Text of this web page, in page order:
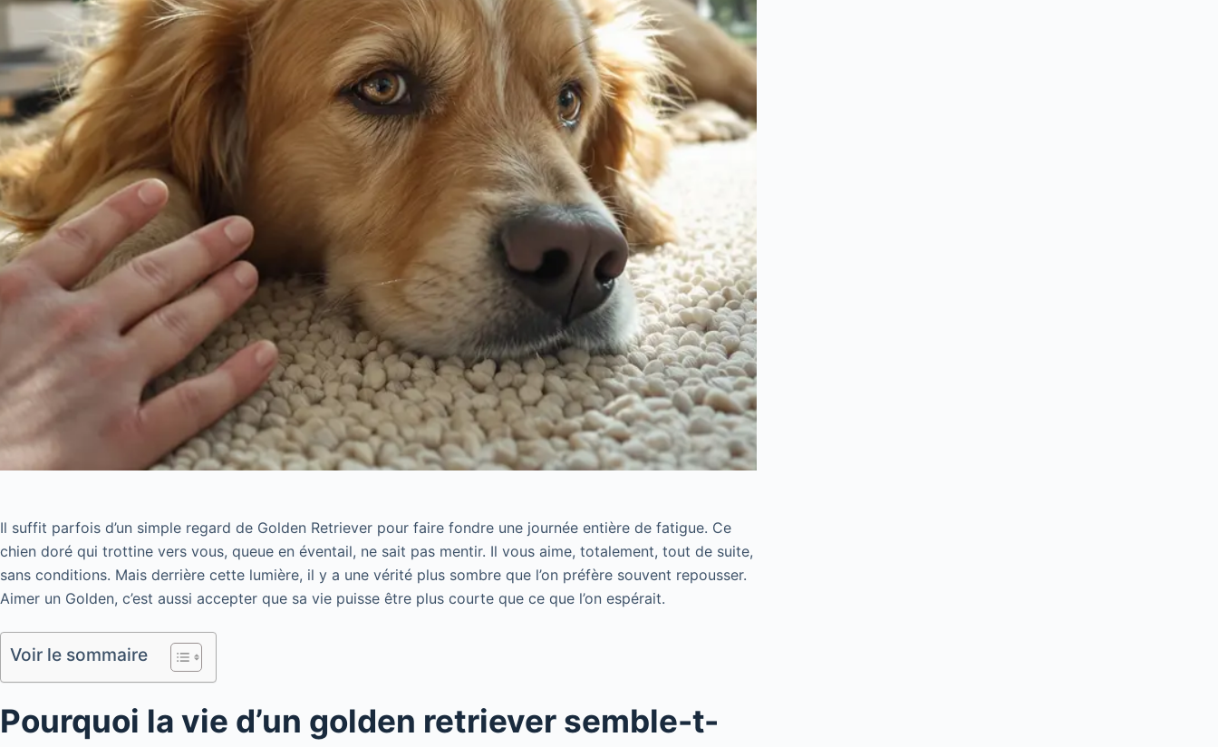
Il suffit parfois d’un simple regard de Golden Retriever pour faire fondre une journée entière de fatigue. Ce
chien doré qui trottine vers vous, queue en éventail, ne sait pas mentir. Il vous aime, totalement, tout de suite,
sans conditions. Mais derrière cette lumière, il y a une vérité plus sombre que l’on préfère souvent repousser.
Aimer un Golden, c’est aussi accepter que sa vie puisse être plus courte que ce que l’on espérait.
Voir le sommaire
Pourquoi la vie d’un golden retriever semble-t-